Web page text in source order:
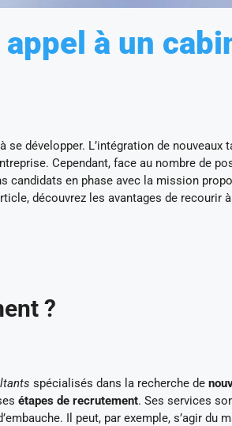
à un
développer. L’intégration de nouveaux
Cependant, face au nombre de
candidats en phase avec la mission
découvrez les avantages de recourir
?
spécialisés dans la recherche de
étapes de recrutement. Ses services
Il peut, par exemple, s’agir du